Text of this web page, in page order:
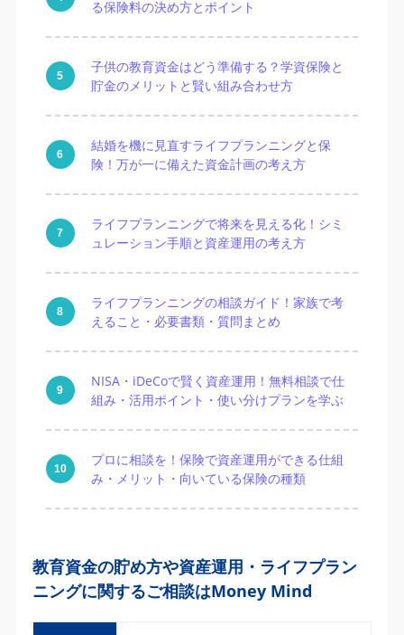
る保険料の決め方とポイント
子供の教育資金はどう準備する？学資保険と
貯金のメリットと賢い組み合わせ方
結婚を機に見直すライフプランニングと保
険！万が一に備えた資金計画の考え方
ライフプランニングで将来を見える化！シミ
ュレーション手順と資産運用の考え方
ライフプランニングの相談ガイド！家族で考
えること・必要書類・質問まとめ
NISA・iDeCoで賢く資産運用！無料相談で仕
組み・活用ポイント・使い分けプランを学ぶ
プロに相談を！保険で資産運用ができる仕組
み・メリット・向いている保険の種類
教育資金の貯め方や資産運用・ライフプラン
ニングに関するご相談はMoney Mind